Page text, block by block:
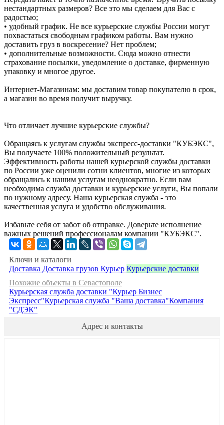
нестандартных размеров? Все это мы сделаем для Вас с
радостью;
• удобный график. Не все курьерские службы России могут
похвастаться свободным графиком работы. Вам нужно
доставить груз в воскресение? Нет проблем;
• дополнительные возможности. Сюда можно отнести
страхование посылки, уведомление о доставке, фирменную
упаковку и многое другое.
Интернет-Магазинам: мы доставим товар покупателю в срок,
а магазин во время получит выручку.
Что отличает лучшие курьерские службы?
Обращаясь к услугам службы экспресс-доставки "КУБЭКС",
Вы получаете 100% положительный результат.
Эффективность работы нашей курьерской службы доставки
по России уже оценили сотни клиентов, многие из которых
обращались к нашим услугам неоднократно. Если вам
необходима служба доставки и курьерские услуги, Вы попали
по нужному адресу. Наша курьерская служба - это
качественная услуга и удобство обслуживания.
Избавьте себя от забот об отправке. Доверьте исполнение
важных решений профессионалам компании "КУБЭКС".
Ключи и каталоги
Доставка Доставка грузов Курьер Курьерские доставки
Похожие объекты в Севастополе
Курьерская служба доставки "Курьер Бизнес
Экспресс"Курьерская служба "Ваша доставка"Компания
"СДЭК"
Адрес и контакты